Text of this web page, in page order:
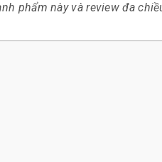
phẩm này và review đa